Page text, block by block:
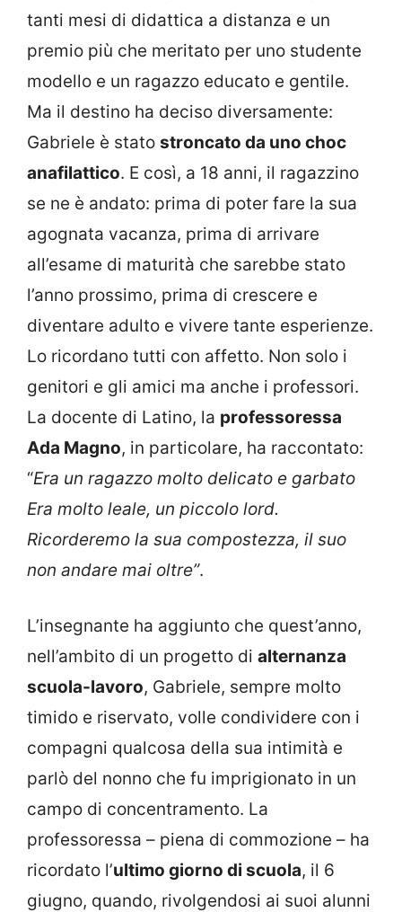
tanti mesi di didattica a distanza e un
premio più che meritato per uno studente
modello e un ragazzo educato e gentile.
Ma il destino ha deciso diversamente:
Gabriele è stato stroncato da uno choc
anafilattico. E così, a 18 anni, il ragazzino
se ne è andato: prima di poter fare la sua
agognata vacanza, prima di arrivare
all’esame di maturità che sarebbe stato
l’anno prossimo, prima di crescere e
diventare adulto e vivere tante esperienze.
Lo ricordano tutti con affetto. Non solo i
genitori e gli amici ma anche i professori.
La docente di Latino, la professoressa
Ada Magno, in particolare, ha raccontato:
“Era un ragazzo molto delicato e garbato
Era molto leale, un piccolo lord.
Ricorderemo la sua compostezza, il suo
non andare mai oltre”.
L’insegnante ha aggiunto che quest’anno,
nell’ambito di un progetto di alternanza
scuola-lavoro, Gabriele, sempre molto
timido e riservato, volle condividere con i
compagni qualcosa della sua intimità e
parlò del nonno che fu imprigionato in un
campo di concentramento. La
professoressa – piena di commozione – ha
ricordato l’ultimo giorno di scuola, il 6
giugno, quando, rivolgendosi ai suoi alunni